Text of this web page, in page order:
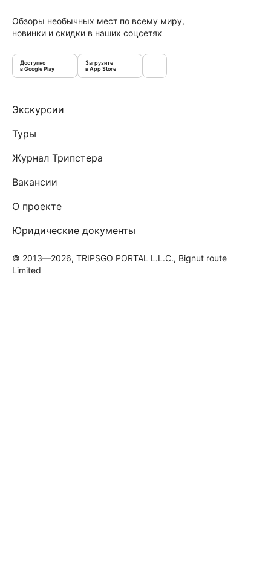
Обзоры необычных мест по всему миру,
новинки и скидки в наших соцсетях
Доступно
в Google Play
Загрузите
в App Store
Экскурсии
Туры
Журнал Трипстера
Вакансии
О проекте
Юридические документы
© 2013—2026, TRIPSGO PORTAL L.L.C., Bignut route
Limited